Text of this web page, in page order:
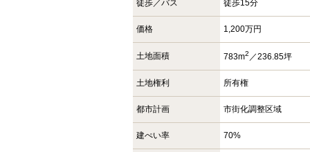
徒歩／バス 徒歩15分
価格 1,200万円
土地面積 783m2 ／236.85坪
土地権利 所有権
都市計画 市街化調整区域
建ぺい率 70%